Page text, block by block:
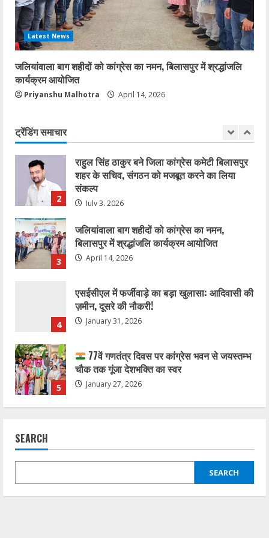
Latest News
जलियांवाला बाग शहीदों को कांग्रेस का नमन, बिलासपुर में श्रद्धांजलि
कार्यक्रम आयोजित
Priyanshu Malhotra April 14, 2026
ट्रेंडिंग समाचार
5 January 27, 2026
1
कोरबा में सोनम वांगचुक के समर्थन में एक दिवसीय
अनशन 20 जुलाई को
July 20, 2026
2 July 3, 2026
3
जलियांवाला बाग शहीदों को कांग्रेस का नमन,
बिलासपुर में श्रद्धांजलि कार्यक्रम आयोजित
April 14, 2026
4
एसईसीएल में फर्जीवाड़े का बड़ा खुलासा: आदिवासी की
ज़मीन, दूसरे की नौकरी!
January 31, 2026
5
77वें गणतंत्र दिवस पर कांग्रेस भवन से जयस्तम्भ
चौक तक गूंजा देशभक्ति का स्वर
January 27, 2026
1
कोरबा में सोनम वांगचुक के समर्थन में एक दिवसीय
अनशन 20 जुलाई को
July 20, 2026
संकल्प
July 3, 2026
जलियांवाला बाग शहीदों को कांग्रेस का नमन,
बिलासपुर में श्रद्धांजलि कार्यक्रम आयोजित
SEARCH
SEARCH